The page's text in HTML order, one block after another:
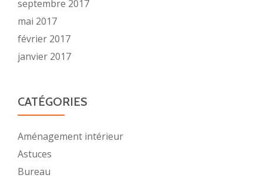
septembre 2017
mai 2017
février 2017
janvier 2017
CATÉGORIES
Aménagement intérieur
Astuces
Bureau